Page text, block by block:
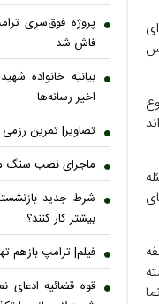
پروژه فوق‌سری
فاش شد
بیانیه خانواده
اخیر رسانه‌ها
تصاویر| تمرین
ماجرای نصب سنگ
شرط جدید
بیشتر کار کنند؟
فیلم| ترامپ بازهم
قوه قضائیه ادعای